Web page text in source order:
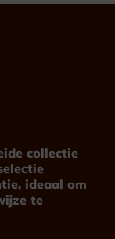
collectie
ideaal om
te